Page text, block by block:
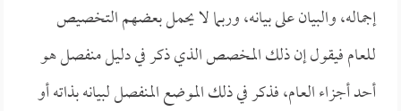
إجماله، والبيان على بيانه، وربما لا يحمل بعضهم التخصيص
للعام فيقول إن ذلك المخصص الذي ذكر في دليل منفصل هو
أحد أجزاء العام، فذكر في ذلك الموضع المنفصل لبيانه بذاته أو